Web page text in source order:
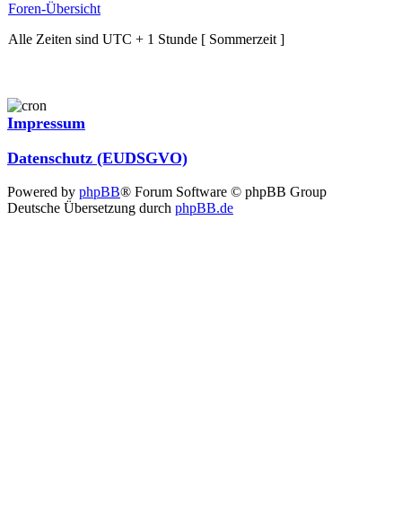
Foren-Übersicht
Alle Zeiten sind UTC + 1 Stunde [ Sommerzeit ]
Impressum
Datenschutz (EUDSGVO)
Powered by phpBB® Forum Software © phpBB Group
Deutsche Übersetzung durch phpBB.de